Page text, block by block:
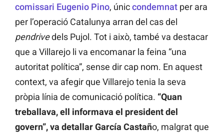
comissari Eugenio Pino, úniccondemnat per ara
per l’operació Catalunya arran del cas del
pendrivedels Pujol. Tot i això, també va destacar
que a Villarejo li va encomanar la feina “una
autoritat política”, sense dir cap nom. En aquest
context, va afegir que Villarejo tenia la seva
pròpia línia de comunicació política. “Quan
treballava, ell informava el president del
govern”, va detallar García Castaño, malgrat que